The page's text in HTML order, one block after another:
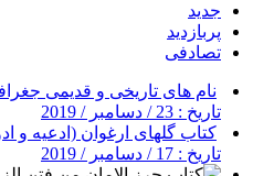
جدید
پربازدید
تصادفی
نام های تاریخی و قدیمی
تاریخ : 23 / دسامبر / 2019
کتاب گلهای ارغوان (ادعیه و
تاریخ : 17 / دسامبر / 2019